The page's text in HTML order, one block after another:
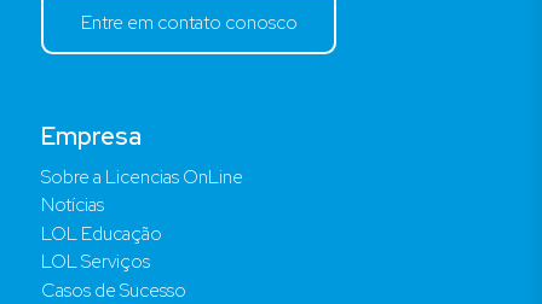
Empresa
Sobre a Licencias OnLine
Notícias
LOL Educação
LOL Serviços
Casos de Sucesso
Entre em contato conosco